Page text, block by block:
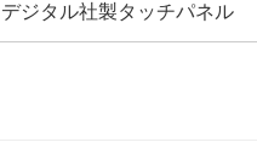
デジタル社製タッチパネル